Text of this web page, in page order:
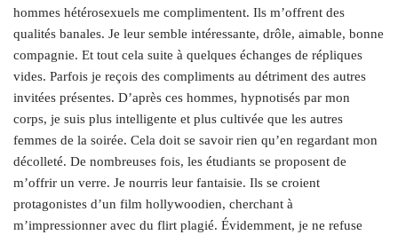
hommes hétérosexuels me complimentent. Ils m’offrent des
qualités banales. Je leur semble intéressante, drôle, aimable, bonne
compagnie. Et tout cela suite à quelques échanges de répliques
vides. Parfois je reçois des compliments au détriment des autres
invitées présentes. D’après ces hommes, hypnotisés par mon
corps, je suis plus intelligente et plus cultivée que les autres
femmes de la soirée. Cela doit se savoir rien qu’en regardant mon
décolleté. De nombreuses fois, les étudiants se proposent de
m’offrir un verre. Je nourris leur fantaisie. Ils se croient
protagonistes d’un film hollywoodien, cherchant à
m’impressionner avec du flirt plagié. Évidemment, je ne refuse